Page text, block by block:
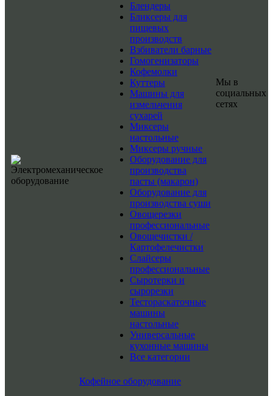
Блендеры
Бликсеры для
пищевых
производств
Взбиватели барные
Гомогенизаторы
Кофемолки
Куттеры
Машины для
измельчения
сухарей
Миксеры
настольные
Миксеры ручные
Оборудование для
производства
пасты (макарон)
Оборудование для
производства суши
Овощерезки
профессиональные
Овощечистки /
Картофелечистки
Слайсеры
профессиональные
Сыротерки и
сырорезки
Тестораскаточные
машины
настольные
Универсальные
кухонные машины
Все категории
Кофейное оборудование
Мы в
социальных
сетях